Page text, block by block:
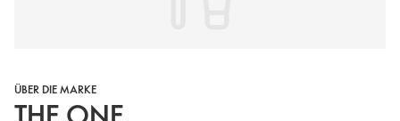
ÜBER DIE MARKE